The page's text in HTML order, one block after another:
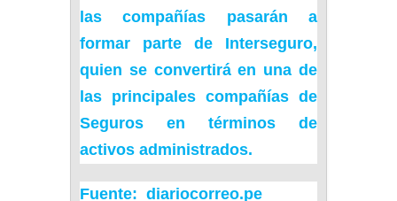
las compañías pasarán a
formar parte de
Interseguro,
quien se convertirá en una de
las principales compañías de
Seguros en términos de
activos administrados.
Fuente: diariocorreo.pe